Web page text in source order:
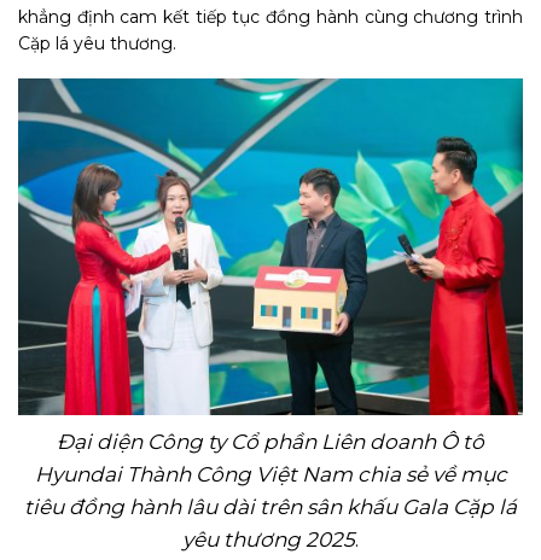
khẳng định cam kết tiếp tục đồng hành cùng chương trình
Cặp lá yêu thương.
Đại diện Công ty Cổ phần Liên doanh Ô tô
Hyundai Thành Công Việt Nam chia sẻ về mục
tiêu đồng hành lâu dài trên sân khấu Gala Cặp lá
yêu thương 2025.